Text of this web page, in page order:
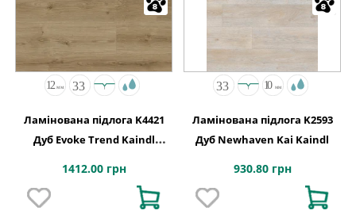
Ламінована підлога K4421
Дуб Evoke Trend Kaindl
1412.00 грн
Ламінована підлога K2593
Дуб Newhaven Kai Kaindl
930.80 грн